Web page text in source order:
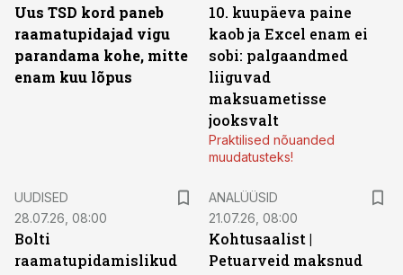
Uus TSD kord paneb
raamatupidajad vigu
parandama kohe, mitte
enam kuu lõpus
10. kuupäeva paine
kaob ja Excel enam ei
sobi: palgaandmed
liiguvad
maksuametisse
jooksvalt
Praktilised nõuanded
muudatusteks!
UUDISED
28.07.26, 08:00
Bolti
raamatupidamislikud
ANALÜÜSID
21.07.26, 08:00
Kohtusaalist |
Petuarveid maksnud